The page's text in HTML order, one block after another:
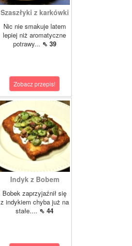
Szaszłyki z karkówki
Nic nie smakuje latem
lepiej niż aromatyczne
potrawy... ⇖ 39
Zobacz przepis!
Indyk z Bobem
Bobek zaprzyjaźnił się
z indykiem chyba już na
stałe.... ⇖ 44